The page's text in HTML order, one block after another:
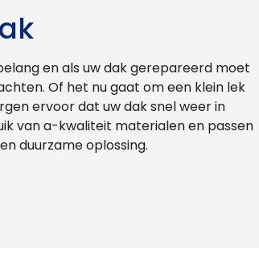
en als uw dak gerepareerd moet
Of het nu gaat om een klein lek
ervoor dat uw dak snel weer in
van a-kwaliteit materialen en passen
duurzame oplossing.